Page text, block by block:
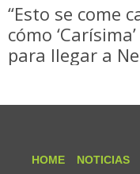
“Esto se come
cómo
para llegar a
HOME NOTICIAS